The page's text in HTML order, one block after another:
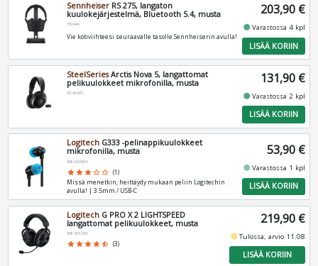
Sennheiser RS 275, langaton
kuulokejärjestelmä, Bluetooth 5.4, musta
700440
Vie kotiviihteesi seuraavalle tasolle Sennheiserin avulla!
203,90 €
fiber_manual_recordVarastossa 4 kpl
LISÄÄ KORIIN
SteelSeriesArctis Nova 5, langattomat
pelikuulokkeet mikrofonilla, musta
SS-61670
131,90 €
fiber_manual_recordVarastossa 2 kpl
LISÄÄ KORIIN
Logitech G333 -pelinappikuulokkeet
mikrofonilla, musta
981-000924
star star star star_border star_border (1)
Missä menetkin, heittäydy mukaan peliin Logitechin
avulla! | 3.5mm / USB-C
53,90 €
fiber_manual_recordVarastossa 1 kpl
LISÄÄ KORIIN
Logitech G PRO X 2 LIGHTSPEED
langattomat pelikuulokkeet, musta
981-001263
star star star star star_half (3)
219,90 €
fiber_manual_recordTulossa, arvio 11.08
LISÄÄ KORIIN